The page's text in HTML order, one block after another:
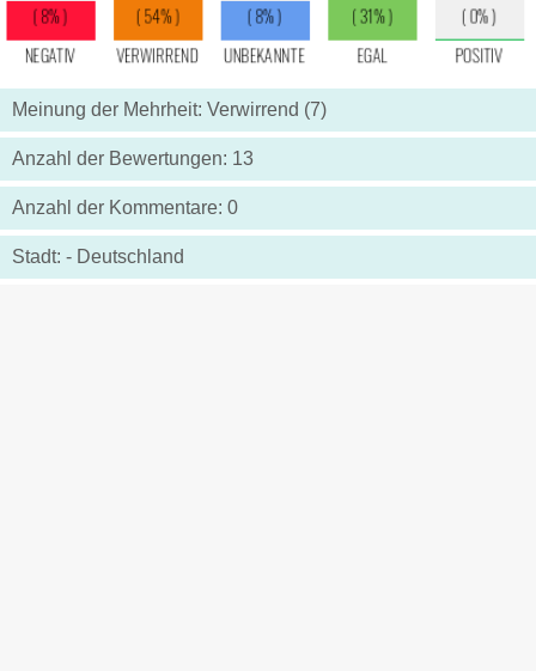
Meinung der Mehrheit: Verwirrend (7)
Anzahl der Bewertungen: 13
Anzahl der Kommentare: 0
Stadt: - Deutschland